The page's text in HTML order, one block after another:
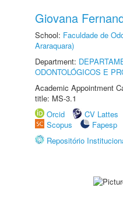
Giovana
School: Faculdade de
Araraquara)
Department:
ODONTOLÓGICOS E
Academic Appointment
title: MS-3.1
Orcid
CV Lattes
Scopus
Fapesp
Repositório